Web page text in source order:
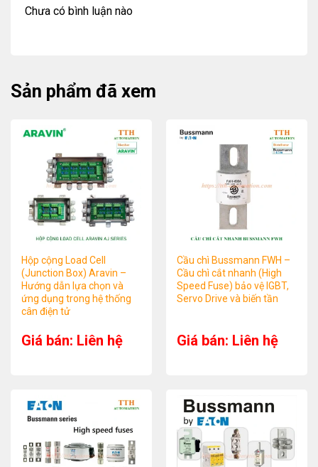
Chưa có bình luận nào
Sản phẩm đã xem
Hộp cộng Load Cell
(Junction Box) Aravin –
Hướng dẫn lựa chọn và
ứng dụng trong hệ thống
cân điện tử
Giá bán: Liên hệ
Cầu chì Bussmann FWH –
Cầu chì cắt nhanh (High
Speed Fuse) bảo vệ IGBT,
Servo Drive và biến tần
Giá bán: Liên hệ